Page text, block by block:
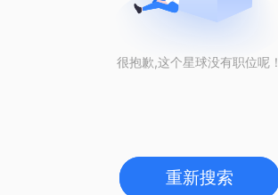
很抱歉,这个星球没有职位呢！
重新搜索